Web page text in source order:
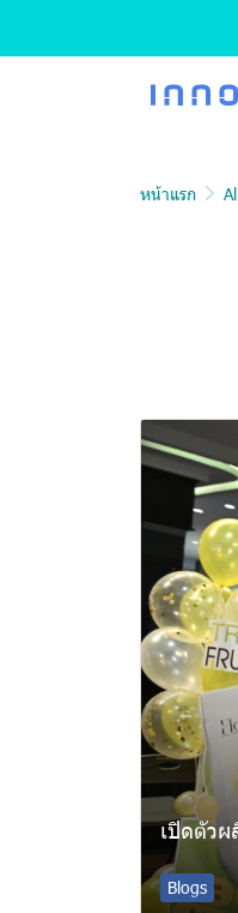
หน้าแรก
เปิดตัว
Blogs